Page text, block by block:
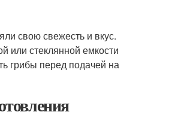
свою свежесть и вкус.
или стеклянной емкости
грибы перед подачей на